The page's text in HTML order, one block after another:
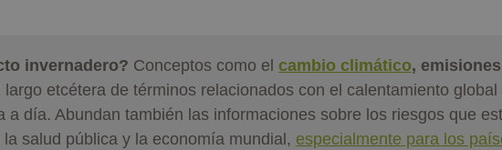
invernadero? Conceptos como el cambio climático,
largo etcétera de términos relacionados con el calentamiento global
a día. Abundan también las informaciones sobre los riesgos que
salud pública y la economía mundial, especialmente para los